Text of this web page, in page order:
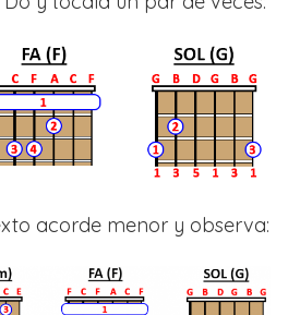
acorde menor y observa: